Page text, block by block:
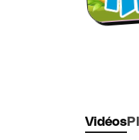
Vidéos